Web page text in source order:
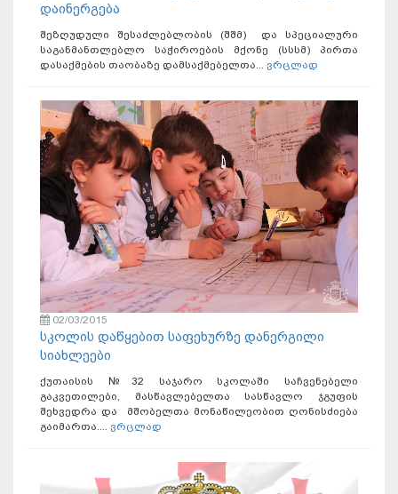
დაინერგება
შეზღუდული შესაძლებლობის (შშმ) და სპეციალური
საგანმანთლებლო საჭიროების მქონე (სსსმ) პირთა
დასაქმების თაობაზე დამსაქმებელთა... ვრცლად
02/03/2015
სკოლის დაწყებით საფეხურზე დანერგილი
სიახლეები
ქუთაისის №32 საჯარო სკოლაში საჩვენებელი
გაკვეთილები, მასწავლებელთა სასწავლო ჯგუფის
შეხვედრა და მშობელთა მონაწილეობით ღონისძიება
გაიმართა.... ვრცლად